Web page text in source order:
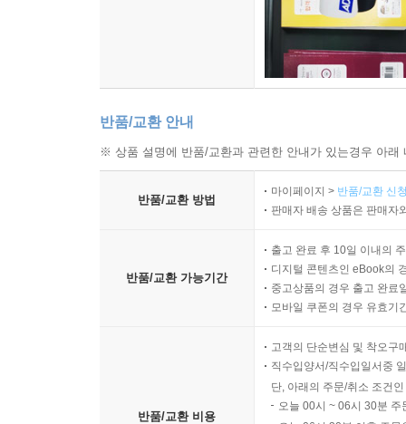
반품/교환 안내
※ 상품 설명에 반품/교환과 관련한 안내가 있는경우 아
반품/교환 방법
마이페이지 > 반품/교환 신
판매자 배송 상품은 판매자
반품/교환 가능기간
출고 완료 후 10일 이내의
디지털 콘텐츠인 eBook의
중고상품의 경우 출고 완료
모바일 쿠폰의 경우 유효기
반품/교환 비용
고객의 단순변심 및 착오구
직수입양서/직수입일서중
단, 아래의 주문/취소 조건
오늘 00시 ~ 06시 30분